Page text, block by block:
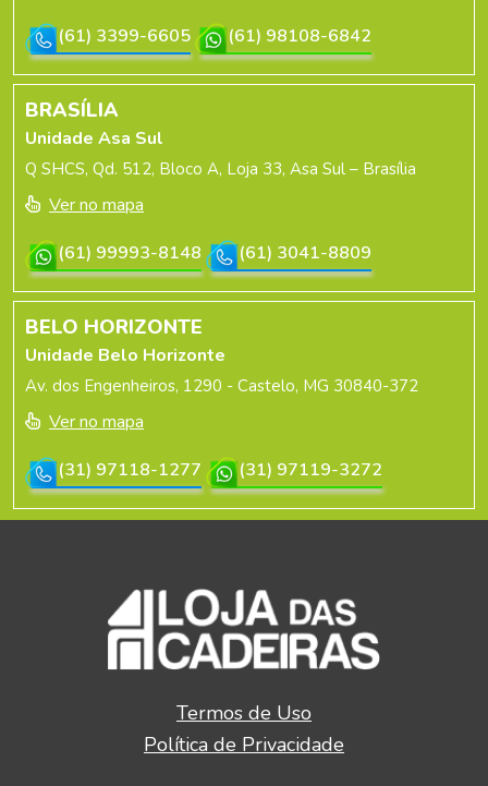
(61) 3399-6605
(61) 98108-6842
BRASÍLIA
Unidade Asa Sul
Q SHCS, Qd. 512, Bloco A, Loja 33, Asa Sul – Brasília
Ver no mapa
(61) 99993-8148
(61) 3041-8809
BELO HORIZONTE
Unidade Belo Horizonte
Av. dos Engenheiros, 1290 - Castelo, MG 30840-372
Ver no mapa
(31) 97118-1277
(31) 97119-3272
Termos de Uso
Política de Privacidade